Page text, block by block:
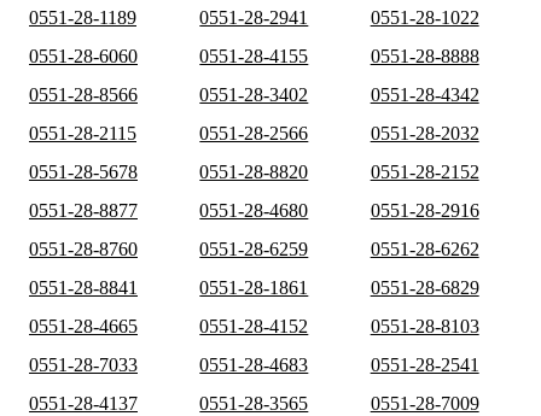
0551-28-1189
0551-28-2941
0551-28-1022
0551-28-6060
0551-28-4155
0551-28-8888
0551-28-8566
0551-28-3402
0551-28-4342
0551-28-2115
0551-28-2566
0551-28-2032
0551-28-5678
0551-28-8820
0551-28-2152
0551-28-8877
0551-28-4680
0551-28-2916
0551-28-8760
0551-28-6259
0551-28-6262
0551-28-8841
0551-28-1861
0551-28-6829
0551-28-4665
0551-28-4152
0551-28-8103
0551-28-7033
0551-28-4683
0551-28-2541
0551-28-4137
0551-28-3565
0551-28-7009